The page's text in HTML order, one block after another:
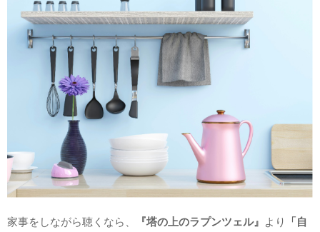
家事をしながら聴くなら、 『塔の上のラプンツェル』 より
「自